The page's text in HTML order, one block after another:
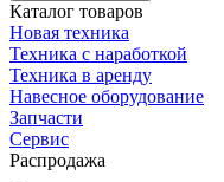
Каталог товаров
Новая техника
Техника с наработкой
Техника в аренду
Навесное оборудование
Запчасти
Сервис
Распродажа